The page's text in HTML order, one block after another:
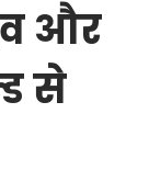
और
से